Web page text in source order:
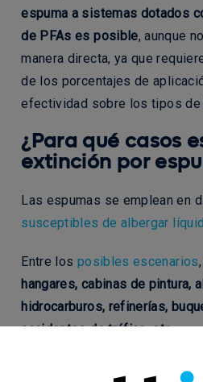
espuma a sistemas dotados
de PFAs es posible, aunque
manera directa, ya que
de los porcentajes de
efectividad sobre los tipos de
¿Para qué casos
extinción por
Las espumas se emplean en
susceptibles de albergar
Entre los posibles escenarios
hangares, cabinas de pintura,
hidrocarburos, refinerías,
accidentes de tráfico, etc.
Por ello, es fundamental